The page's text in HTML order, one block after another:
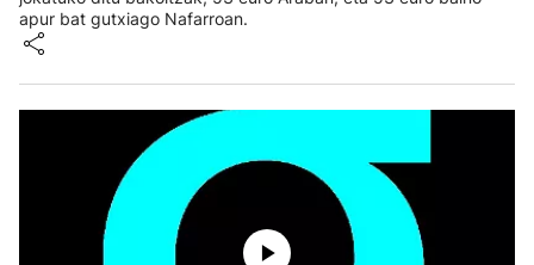
apur bat gutxiago Nafarroan.